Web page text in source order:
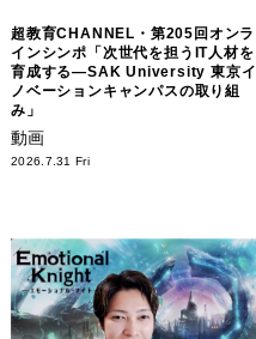
超教育CHANNEL・第205回オンラ
インシンポ「次世代を担うIT人材を
育成する―SAK University 東京イ
ノベーションキャンパスの取り組
み」
動画
2026.7.31 Fri